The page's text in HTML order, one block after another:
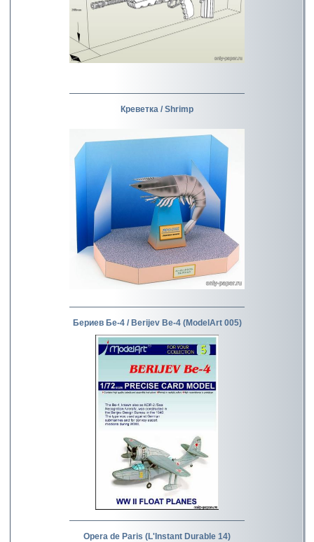
Креветка / Shrimp
Бериев Бе-4 / Berijev Be-4 (ModelArt 005)
Opera de Paris (L'Instant Durable 14)